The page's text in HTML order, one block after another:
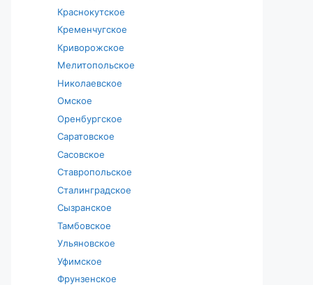
Краснокутское
Кременчугское
Криворожское
Мелитопольское
Николаевское
Омское
Оренбургское
Саратовское
Сасовское
Ставропольское
Сталинградское
Сызранское
Тамбовское
Ульяновское
Уфимское
Фрунзенское